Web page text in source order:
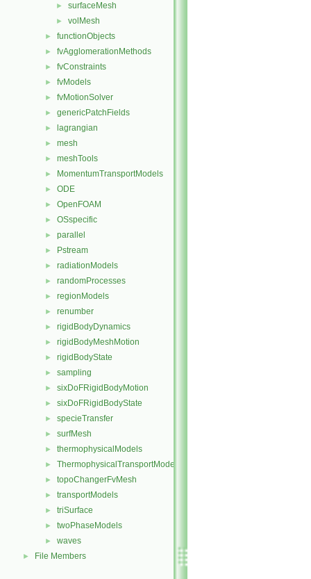
► surfaceMesh
► volMesh
► functionObjects
► fvAgglomerationMethods
► fvConstraints
► fvModels
► fvMotionSolver
► genericPatchFields
► lagrangian
► mesh
► meshTools
► MomentumTransportModels
► ODE
► OpenFOAM
► OSspecific
► parallel
► Pstream
► radiationModels
► randomProcesses
► regionModels
► renumber
► rigidBodyDynamics
► rigidBodyMeshMotion
► rigidBodyState
► sampling
► sixDoFRigidBodyMotion
► sixDoFRigidBodyState
► specieTransfer
► surfMesh
► thermophysicalModels
► ThermophysicalTransportModels
► topoChangerFvMesh
► transportModels
► triSurface
► twoPhaseModels
► waves
► File Members